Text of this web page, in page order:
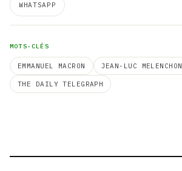
WHATSAPP
MOTS-CLÉS
EMMANUEL MACRON JEAN-LUC MELENCHON
THE DAILY TELEGRAPH